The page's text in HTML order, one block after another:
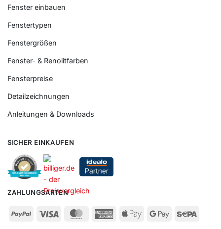
Fenster einbauen
Fenstertypen
Fenstergrößen
Fenster- & Renolitfarben
Fensterpreise
Detailzeichnungen
Anleitungen & Downloads
SICHER EINKAUFEN
ZAHLUNGSARTEN